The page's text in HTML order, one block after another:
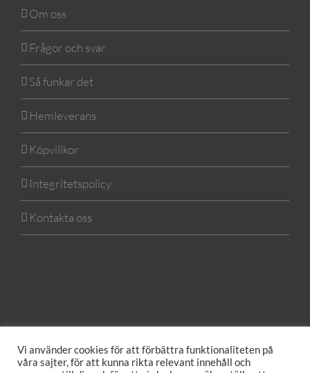
Om oss
Frågor och svar
Så funkar det
Hemleverans
Köpvillkor
Integritetspolicy
Kontakta oss
Vi använder cookies för att förbättra funktionaliteten på
våra sajter, för att kunna rikta relevant innehåll och